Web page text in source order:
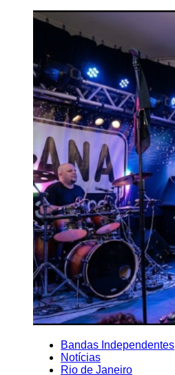
Bandas Independentes
Notícias
Rio de Janeiro